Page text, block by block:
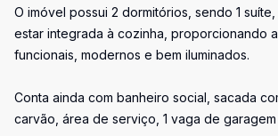
O imóvel possui 2 dormitórios, sendo 1
estar integrada à cozinha, proporcionando
funcionais, modernos e bem iluminados.
Conta ainda com banheiro social, sacada
carvão, área de serviço, 1 vaga de